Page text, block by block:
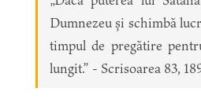
Dumnezeu și schimbă
timpul de pregătire
lungit.” - Scrisoarea 83,